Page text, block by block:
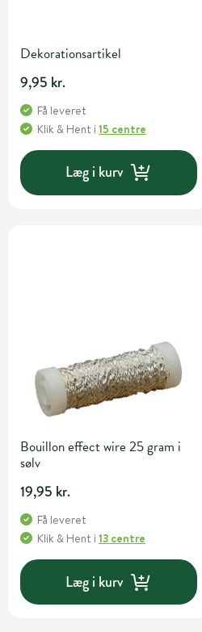
Dekorationsartikel
9,95 kr.
Få leveret
Klik & Hent i 15 centre
Læg i kurv
Bouillon effect wire 25 gram i
sølv
19,95 kr.
Få leveret
Klik & Hent i 13 centre
Læg i kurv